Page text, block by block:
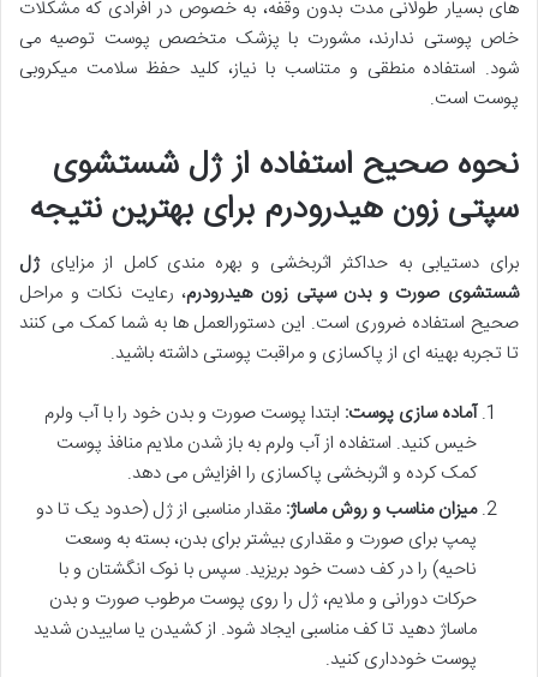
های بسیار طولانی مدت بدون وقفه، به خصوص در افرادی که مشکلات
خاص پوستی ندارند، مشورت با پزشک متخصص پوست توصیه می
شود. استفاده منطقی و متناسب با نیاز، کلید حفظ سلامت میکروبی
پوست است.
نحوه صحیح استفاده از ژل شستشوی
سپتی زون هیدرودرم برای بهترین نتیجه
برای دستیابی به حداکثر اثربخشی و بهره مندی کامل از مزایایژل
شستشوی صورت و بدن سپتی زون هیدرودرم، رعایت نکات و مراحل
صحیح استفاده ضروری است. این دستورالعمل ها به شما کمک می کنند
تا تجربه بهینه ای از پاکسازی و مراقبت پوستی داشته باشید.
آماده سازی پوست: ابتدا پوست صورت و بدن خود را با آب ولرم
خیس کنید. استفاده از آب ولرم به باز شدن ملایم منافذ پوست
کمک کرده و اثربخشی پاکسازی را افزایش می دهد.
میزان مناسب و روش ماساژ: مقدار مناسبی از ژل (حدود یک تا دو
پمپ برای صورت و مقداری بیشتر برای بدن، بسته به وسعت
ناحیه) را در کف دست خود بریزید. سپس با نوک انگشتان و با
حرکات دورانی و ملایم، ژل را روی پوست مرطوب صورت و بدن
ماساژ دهید تا کف مناسبی ایجاد شود. از کشیدن یا ساییدن شدید
پوست خودداری کنید.